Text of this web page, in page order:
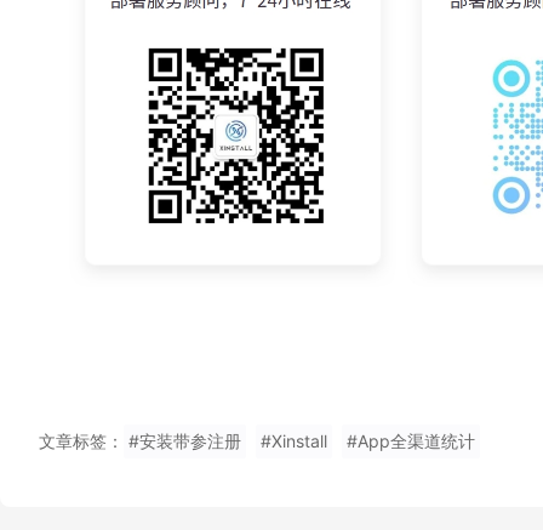
文章标签： #安装带参注册 #Xinstall #App全渠道统计